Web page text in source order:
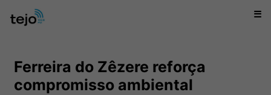
☰
Ferreira do Zêzere reforça
compromisso ambiental